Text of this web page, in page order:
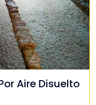
Aire Disuelto